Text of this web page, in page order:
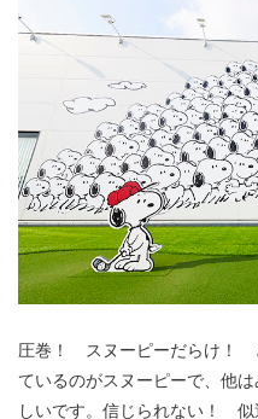
圧巻！ スヌーピーだらけ！
ているのがスヌーピーで、他
しいです。信じられない！ 似